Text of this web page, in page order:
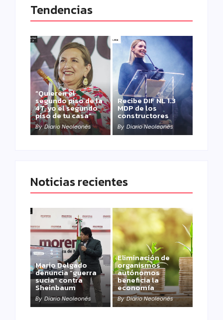
Tendencias
“Quieren el
segundo piso de la
4T, yo el segundo
piso de tu casa”
By Diario Neoleonés
Recibe DIF NL 1.3
MDP de los
constructores
By Diario Neoleonés
Noticias recientes
Mario Delgado
denuncia “guerra
sucia” contra
Sheinbaum
By Diario Neoleonés
Eliminación de
organismos
autónomos
beneficia la
economía
By Diario Neoleonés